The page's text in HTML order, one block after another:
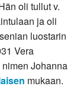
oli tullut v.
ja oli
luostarin
Vera
Johanna
mukaan.